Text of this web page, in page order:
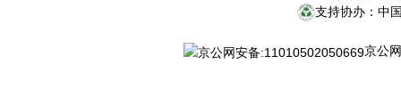
支持协办：中
京公